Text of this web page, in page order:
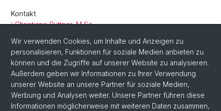
Kontakt
Christiane Büttner, M Sc
© New Africa / stock.adobe.com
Zurück
Wir verwenden Cookies, um Inhalte und Anzeigen zu
personalisieren, Funktionen für soziale Medien anbieten zu
können und die Zugriffe auf unserer Website zu analysieren.
Außerdem geben wir Informationen zu Ihrer Verwendung
unserer Website an unsere Partner für soziale Medien,
Werbung und Analysen weiter. Unsere Partner führen diese
Informationen möglicherweise mit weiteren Daten zusammen,